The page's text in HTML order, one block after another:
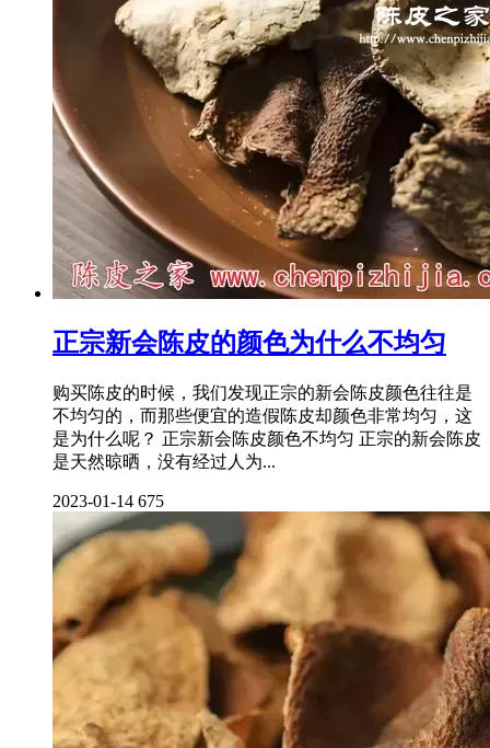
正宗新会陈皮的颜色为什么不均匀
购买陈皮的时候，我们发现正宗的新会陈皮颜色往往是
不均匀的，而那些便宜的造假陈皮却颜色非常均匀，这
是为什么呢？ 正宗新会陈皮颜色不均匀 正宗的新会陈皮
是天然晾晒，没有经过人为...
2023-01-14 675